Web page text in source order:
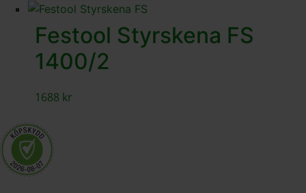
Festool Styrskena FS
1400/2
1688 kr